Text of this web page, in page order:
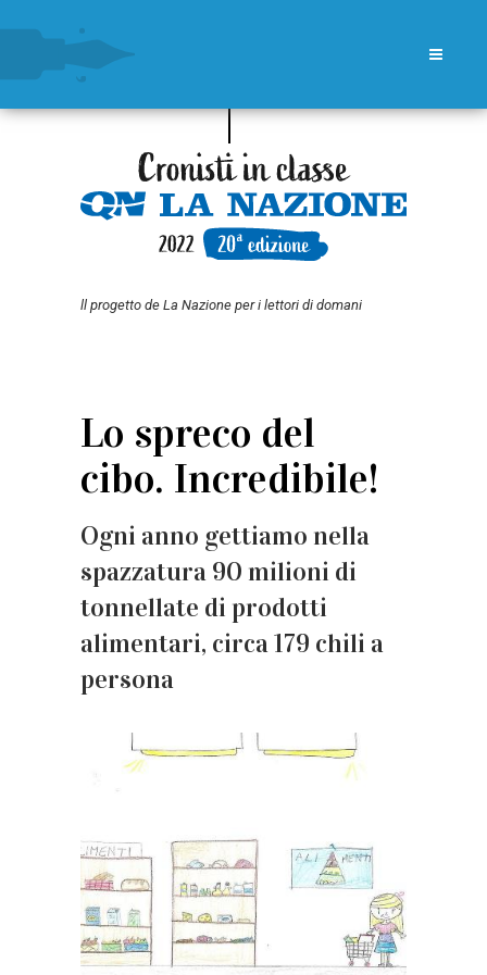
ll progetto de La Nazione per i lettori di domani
Lo spreco del
cibo. Incredibile!
Ogni anno gettiamo nella
spazzatura 90 milioni di
tonnellate di prodotti
alimentari, circa 179 chili a
persona